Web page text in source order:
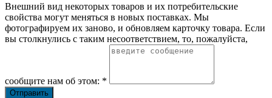
Внешний вид некоторых товаров и их потребительские
свойства могут меняться в новых поставках. Мы
фотографируем их заново, и обновляем карточку товара. Если
вы столкнулись с таким несоответствием, то, пожалуйста,
сообщите нам об этом: *